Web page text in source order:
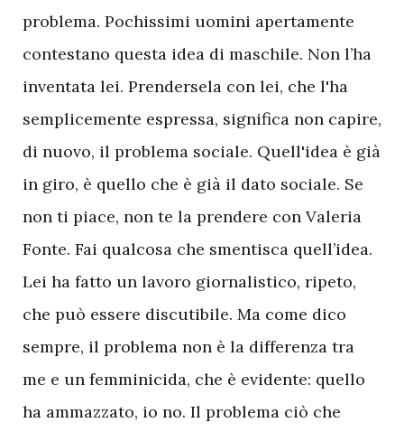
problema. Pochissimi uomini apertamente
contestano questa idea di maschile. Non l’ha
inventata lei. Prendersela con lei, che l'ha
semplicemente espressa, significa non capire,
di nuovo, il problema sociale. Quell'idea è già
in giro, è quello che è già il dato sociale. Se
non ti piace, non te la prendere con Valeria
Fonte. Fai qualcosa che smentisca quell’idea.
Lei ha fatto un lavoro giornalistico, ripeto,
che può essere discutibile. Ma come dico
sempre, il problema non è la differenza tra
me e un femminicida, che è evidente: quello
ha ammazzato, io no. Il problema ciò che